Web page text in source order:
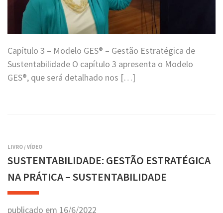
Capítulo 3 – Modelo GES® – Gestão Estratégica de
Sustentabilidade O capítulo 3 apresenta o Modelo
GES®, que será detalhado nos […]
LIVRO/VÍDEO
SUSTENTABILIDADE: GESTÃO ESTRATÉGICA
NA PRÁTICA – SUSTENTABILIDADE
publicado em 16/6/2022